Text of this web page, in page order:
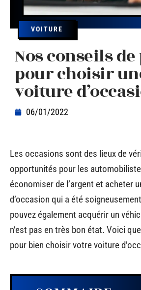
VOITURE
Nos conseils
pour choisir
voiture
06/01/2022
Les occasions sont des lieux de
opportunités pour les
économiser de l’argent et acheter
d’occasion qui a été
pouvez également acquérir un
n’est pas en très bon état. Voici
pour bien choisir votre voiture